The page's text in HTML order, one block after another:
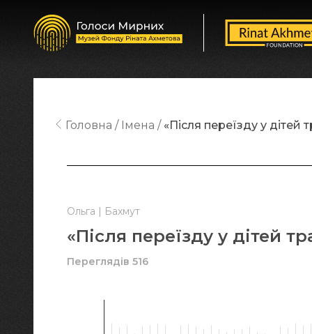
Ольга | Бахмут
«Після переїзду у дітей
Переглядів 516
Головна Імена «Після переїзду у дітей